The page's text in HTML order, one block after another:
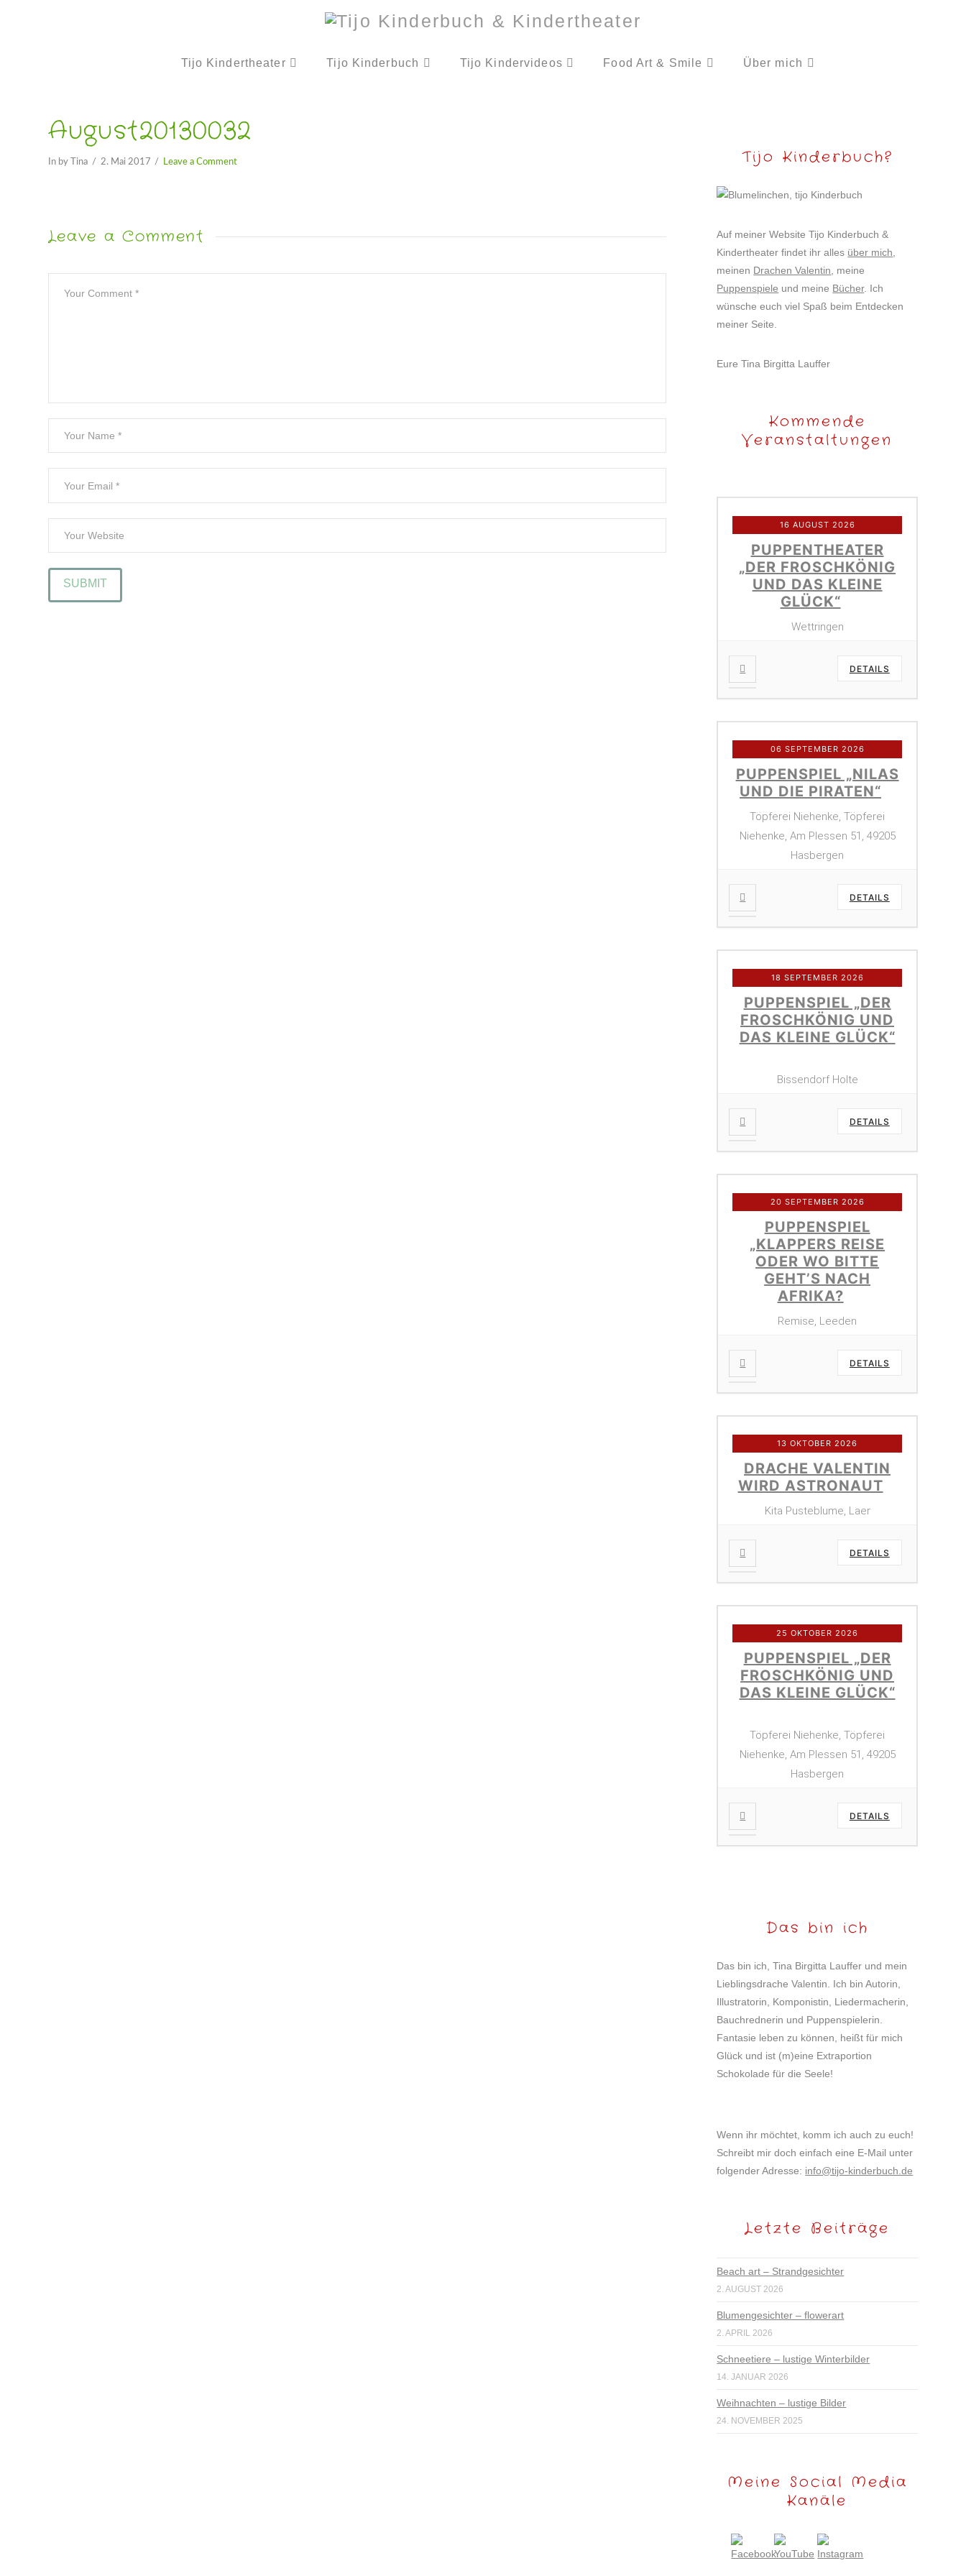
Tijo Kindertheater Tijo Kinderbuch Tijo Kindervideos Food Art & Smile Über mich
August20130032
In by Tina 2. Mai 2017 Leave a Comment
Leave a Comment
Tijo Kinderbuch?
Auf meiner Website Tijo Kinderbuch &
Kindertheater findet ihr alles über mich
meinen Drachen Valentin , meine
Puppenspiele und meine Bücher. Ich
wünsche euch viel Spaß beim Entdecken
meiner Seite.
Eure Tina Birgitta Lauffer
Kommende
Veranstaltungen
16 AUGUST 2026
PUPPENTHEATER
„DER FROSCHKÖNIG
UND DAS KLEINE
GLÜCK“
Wettringen
DETAILS
06 SEPTEMBER 2026
PUPPENSPIEL „NILAS
UND DIE PIRATEN“
Töpferei Niehenke, Töpferei
Niehenke, Am Plessen 51, 49205
Hasbergen
DETAILS
18 SEPTEMBER 2026
PUPPENSPIEL „DER
FROSCHKÖNIG UND
DAS KLEINE GLÜCK“
Bissendorf Holte
DETAILS
20 SEPTEMBER 2026
PUPPENSPIEL
„KLAPPERS REISE
ODER WO BITTE
GEHT’S NACH
AFRIKA?
Remise, Leeden
DETAILS
13 OKTOBER 2026
DRACHE VALENTIN
WIRD ASTRONAUT
Kita Pusteblume, Laer
DETAILS
25 OKTOBER 2026
PUPPENSPIEL „DER
FROSCHKÖNIG UND
DAS KLEINE GLÜCK“
Töpferei Niehenke, Töpferei
Niehenke, Am Plessen 51, 49205
Hasbergen
DETAILS
Das bin ich
Das bin ich, Tina Birgitta Lauffer und mein
Lieblingsdrache Valentin. Ich bin Autorin,
Illustratorin, Komponistin, Liedermacherin,
Bauchrednerin und Puppenspielerin.
Fantasie leben zu können, heißt für mich
Glück und ist (m)eine Extraportion
Schokolade für die Seele!
Wenn ihr möchtet, komm ich auch zu euch!
Schreibt mir doch einfach eine E-Mail unter
folgender Adresse: info@tijo-kinderbuch.de
Letzte Beiträge
Beach art – Strandgesichter
2. AUGUST 2026
Blumengesichter – flowerart
2. APRIL 2026
Schneetiere – lustige Winterbilder
14. JANUAR 2026
Weihnachten – lustige Bilder
24. NOVEMBER 2025
Meine Social Media
Kanäle